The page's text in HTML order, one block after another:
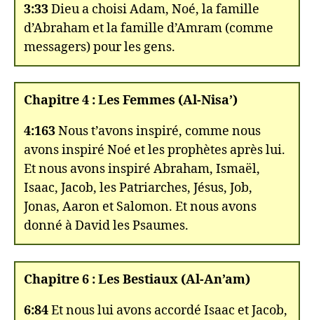
3:33Dieu a choisi Adam, Noé, la famille
d’Abraham et la famille d’Amram (comme
messagers) pour les gens.
Chapitre 4 : Les Femmes (Al-Nisa’)
4:163Nous t’avons inspiré, comme nous
avons inspiré Noé et les prophètes après lui.
Et nous avons inspiré Abraham, Ismaël,
Isaac, Jacob, les Patriarches, Jésus, Job,
Jonas, Aaron et Salomon. Et nous avons
donné à David les Psaumes.
Chapitre 6 : Les Bestiaux (Al-An’am)
6:84Et nous lui avons accordé Isaac et Jacob,